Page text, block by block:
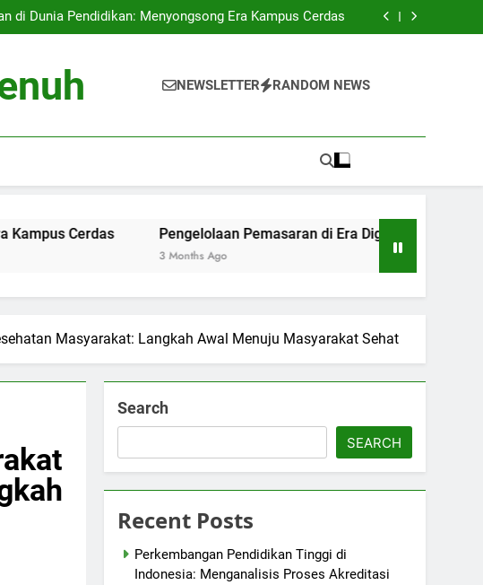
Akreditasi Universitas
di Dunia Pendidikan: Menyongsong Era Kampus Cerdas
di Era Digital: Tantangan dan Peluang di Perguruan
Akreditasi Universitas
di Dunia Pendidikan: Menyongsong Era Kampus Cerdas
di Era Digital: Tantangan dan Peluang di Perguruan
NEWSLETTER RANDOM NEWS
Pengelolaan Pemasaran di Era Digital: Tantangan dan
Masyarakat: Langkah Awal Menuju Masyarakat Sehat
Search
SEARCH
Recent Posts
Perkembangan Pendidikan Tinggi di
Indonesia: Menganalisis Proses Akreditasi